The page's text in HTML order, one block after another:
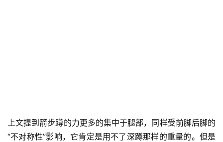
上文提到箭步蹲的力更多的集中于腿部，同样受前脚后脚的
“不对称性”影响，它肯定是用不了深蹲那样的重量的。但是